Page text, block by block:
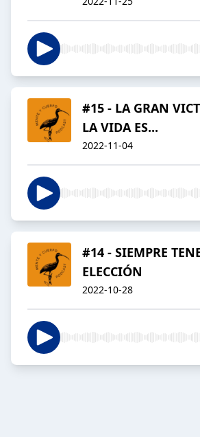
#15 - LA GRAN
LA VIDA ES...
2022-11-04
#14 - SIEMPRE
ELECCIÓN
2022-10-28